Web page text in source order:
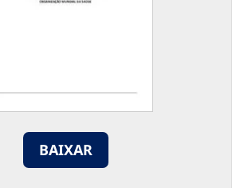
BAIXAR